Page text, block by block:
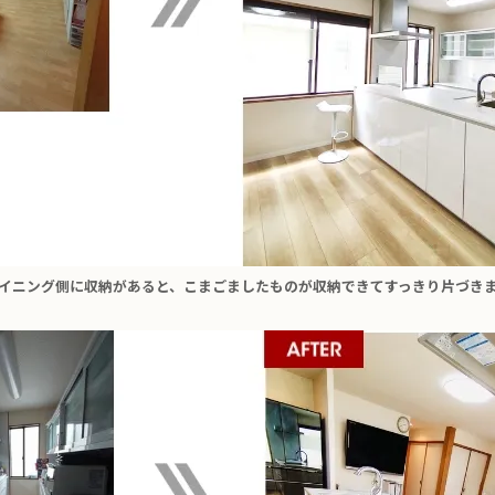
ニング側に収納があると、こまごましたものが収納できてすっきり片づき